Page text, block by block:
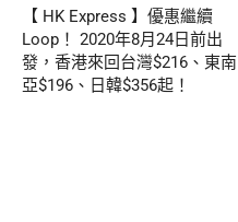
【 HK Express 】優惠繼續
Loop！ 2020年8月24日前出
發，香港來回台灣$216、東南
亞$196、日韓$356起！